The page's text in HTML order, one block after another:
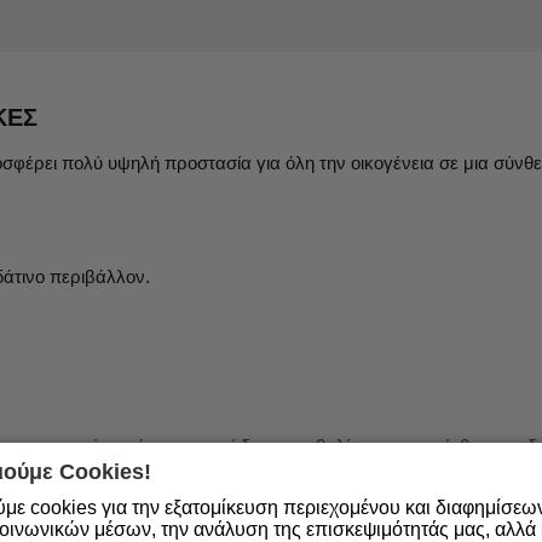
πολύ υψηλή προστασία για όλη την οικογένεια σε μια
περιβάλλον.
προστασία από την υπεριώδη ακτινοβολία για το ευαίσθητο
και τις ελεύθερες ρίζες με το κατοχυρωμένο με δίπλωμα
Cookies!
cookies για την εξατομίκευση περιεχομένου και
μέσων, την ανάλυση της επισκεψιμότητάς μας, αλλά